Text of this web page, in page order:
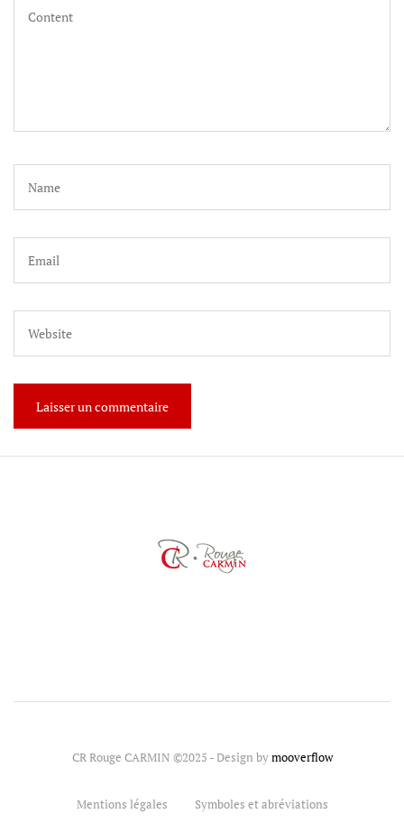
CR Rouge CARMIN ©2025 - Design bymooverflow
Mentions légales Symboles et abréviations